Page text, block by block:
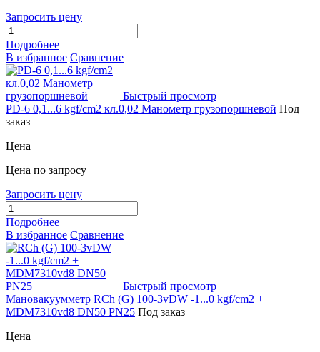
Запросить цену
Подробнее
В избранное Сравнение
Быстрый просмотр
PD-6 0,1...6 kgf/cm2 кл.0,02 Манометр грузопоршневой Под
заказ
Цена
Цена по запросу
Запросить цену
Подробнее
В избранное Сравнение
Быстрый просмотр
Мановакуумметр RCh (G) 100-3vDW -1...0 kgf/cm2 +
MDM7310vd8 DN50 PN25 Под заказ
Цена